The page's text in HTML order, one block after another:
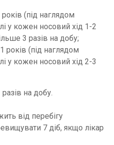
(під наглядом
у кожен носовий хід 1-2
3 разів на добу;
років (під наглядом
у кожен носовий хід 2-3
на добу.
від перебігу
7 діб, якщо лікар